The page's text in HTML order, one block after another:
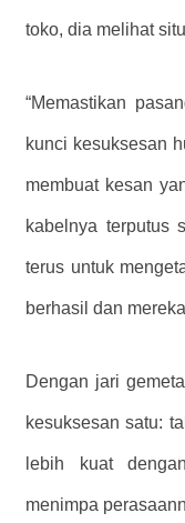
toko, dia melihat
“Memastikan
kunci kesuksesan
membuat kesan
kabelnya terputus
terus untuk
berhasil dan
Dengan jari
kesuksesan satu:
lebih kuat
menimpa